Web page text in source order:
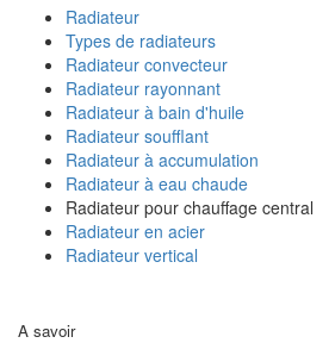
Radiateur
Types de radiateurs
Radiateur convecteur
Radiateur rayonnant
Radiateur à bain d'huile
Radiateur soufflant
Radiateur à accumulation
Radiateur à eau chaude
Radiateur pour chauffage central
Radiateur en acier
Radiateur vertical
A savoir